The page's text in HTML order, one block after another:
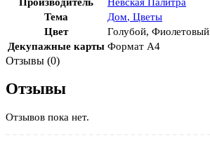
Тема
Дом, Цветы
Цвет
Голубой, Фиолетовый
Декупажные карты Формат А4
Отзывы (0)
Отзывы
Отзывов пока нет.